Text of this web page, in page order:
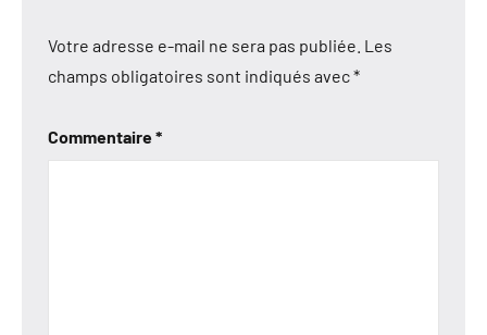
Votre adresse e-mail ne sera pas publiée. Les
champs obligatoires sont indiqués avec*
Commentaire*